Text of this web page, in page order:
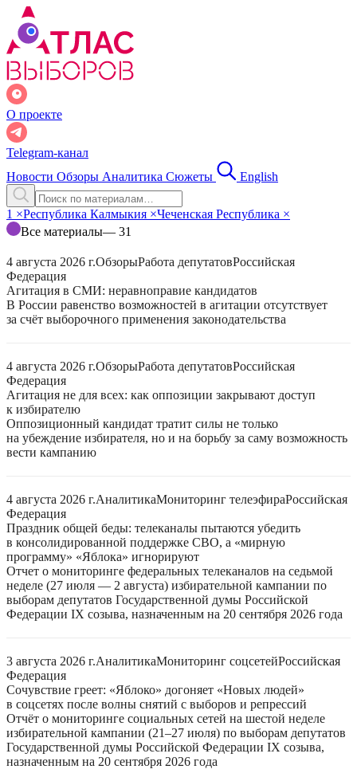
О проекте
Telegram-канал
Новости Обзоры Аналитика Сюжеты English
1 ×Республика Калмыкия ×Чеченская Республика ×
Все материалы— 31
4 августа 2026 г.ОбзорыРабота депутатовРоссийская
Федерация
Агитация в СМИ: неравноправие кандидатов
В России равенство возможностей в агитации отсутствует
за счёт выборочного применения законодательства
4 августа 2026 г.ОбзорыРабота депутатовРоссийская
Федерация
Агитация не для всех: как оппозиции закрывают доступ
к избирателю
Оппозиционный кандидат тратит силы не только
на убеждение избирателя, но и на борьбу за саму возможность
вести кампанию
4 августа 2026 г.АналитикаМониторинг телеэфираРоссийская
Федерация
Праздник общей беды: телеканалы пытаются убедить
в консолидированной поддержке СВО, а «мирную
программу» «Яблока» игнорируют
Отчет о мониторинге федеральных телеканалов на седьмой
неделе (27 июля — 2 августа) избирательной кампании по
выборам депутатов Государственной думы Российской
Федерации IX созыва, назначенным на 20 сентября 2026 года
3 августа 2026 г.АналитикаМониторинг соцсетейРоссийская
Федерация
Сочувствие греет: «Яблоко» догоняет «Новых людей»
в соцсетях после волны снятий с выборов и репрессий
Отчёт о мониторинге социальных сетей на шестой неделе
избирательной кампании (21–27 июля) по выборам депутатов
Государственной думы Российской Федерации IX созыва,
назначенным на 20 сентября 2026 года